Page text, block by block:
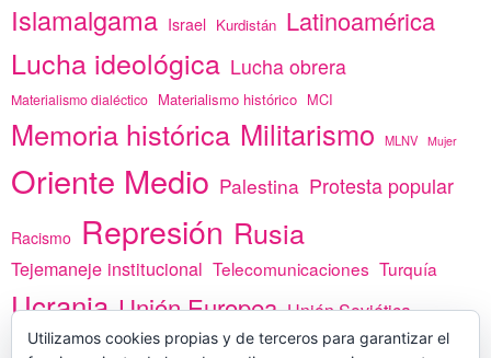
Islamalgama Israel Kurdistán Latinoamérica
Lucha ideológica Lucha obrera
Materialismo dialéctico Materialismo histórico MCI
Memoria histórica Militarismo MLNV Mujer
Oriente Medio Palestina Protesta popular
Racismo Represión Rusia
Tejemaneje institucional Telecomunicaciones Turquía
Ucrania Unión Europea Unión Soviética
vacunas Yemen África
Utilizamos cookies propias y de terceros para garantizar el